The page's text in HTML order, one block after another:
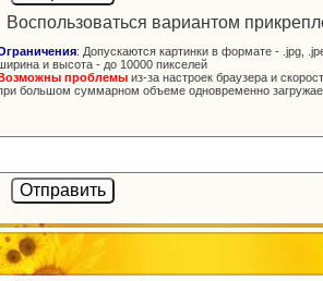
Воспользоваться вариантом
: Допускаются картинки в формате - .jpg,
и высота - до 10000 пикселей
проблемы из-за настроек браузера и
большом суммарном объеме одновременно